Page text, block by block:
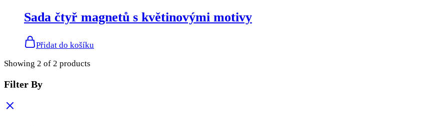
byla:
179,00 Kč.
je:
149,00 Kč.
Sada čtyř magnetů s květinovými motivy
Přidat do košíku
Showing 2 of 2 products
Filter By